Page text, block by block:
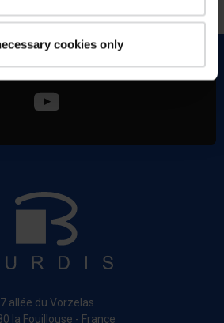
cookies only
Follow us!
7 allée du Vorzelas
la Fouillouse - France